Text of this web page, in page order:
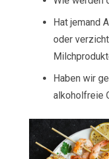
Hat jemand
oder
Haben wir
alkoholfreie